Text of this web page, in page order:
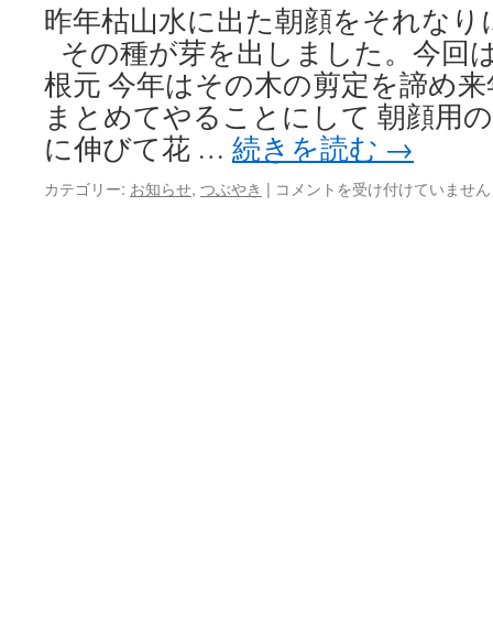
昨年枯山水に出た朝顔をそれな
その種が芽を出しました。今回
根元 今年はその木の剪定を諦め
まとめてやることにして 朝顔用
に伸びて花 … 続きを読む →
カテゴリー: お知らせ, つぶやき | 朝
コメントを受け付けていません